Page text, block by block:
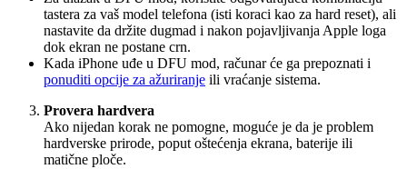
tastera za vaš model telefona (isti koraci kao za hard reset), ali
nastavite da držite dugmad i nakon pojavljivanja Apple loga
dok ekran ne postane crn.
Kada iPhone uđe u DFU mod, računar će ga prepoznati i
ponuditi opcije za ažuriranje ili vraćanje sistema.
Provera hardvera
Ako nijedan korak ne pomogne, moguće je da je problem
hardverske prirode, poput oštećenja ekrana, baterije ili
matične ploče.